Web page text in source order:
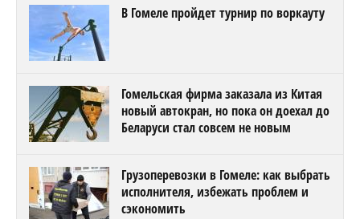
В Гомеле пройдет турнир по воркауту
Гомельская фирма заказала из Китая
новый автокран, но пока он доехал до
Беларуси стал совсем не новым
Грузоперевозки в Гомеле: как выбрать
исполнителя, избежать проблем и
сэкономить